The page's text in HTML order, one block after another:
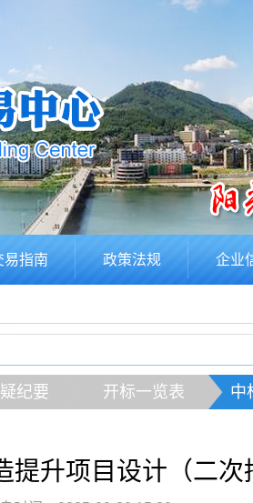
易指南 政策法规 企业
纪要 开标一览表 中
提升项目设计（二次